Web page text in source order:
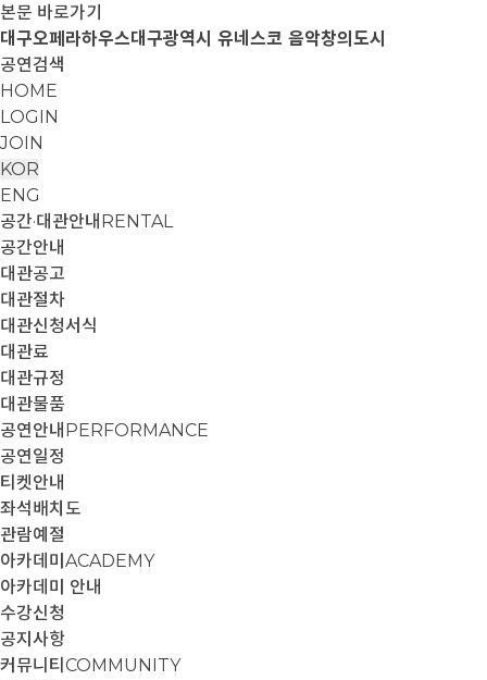
본문 바로가기
대구오페라하우스대구광역시 유네스코 음악창의도시
공연검색
HOME
LOGIN
JOIN
KOR
ENG
공간·대관안내 RENTAL
공간안내
대관공고
대관절차
대관신청서식
대관료
대관규정
대관물품
공연안내 PERFORMANCE
공연일정
티켓안내
좌석배치도
관람예절
아카데미 ACADEMY
아카데미 안내
수강신청
공지사항
커뮤니티 COMMUNITY